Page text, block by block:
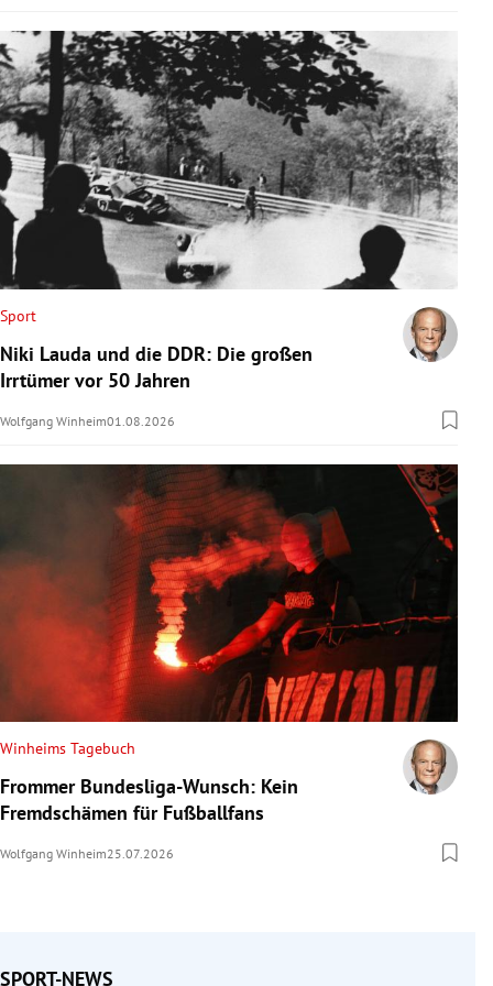
Sport
Niki Lauda und die DDR: Die großen
Irrtümer vor 50 Jahren
Wolfgang Winheim01.08.2026
Winheims Tagebuch
Frommer Bundesliga-Wunsch: Kein
Fremdschämen für Fußballfans
Wolfgang Winheim25.07.2026
SPORT-NEWS